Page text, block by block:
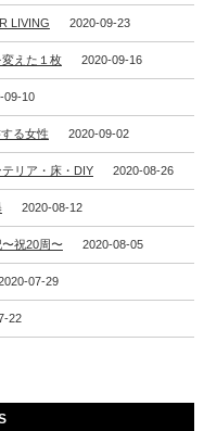
LIVING 2020-09-23
変えた１枚 2020-09-16
09-10
る女性 2020-09-02
リア・床・DIY 2020-08-26
2020-08-12
〜祝20周〜 2020-08-05
07-29
22